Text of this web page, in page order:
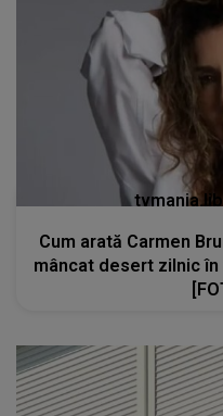
Cum arată Carmen
mâncat desert zilnic în